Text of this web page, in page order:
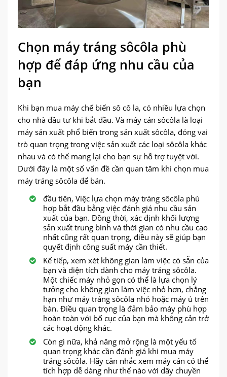
Chọn máy tráng sôcôla phù
hợp để đáp ứng nhu cầu của
bạn
Khi bạn mua máy chế biến sô cô la, có nhiều lựa chọn
cho nhà đầu tư khi bắt đầu. Và máy cán sôcôla là loại
máy sản xuất phổ biến trong sản xuất sôcôla, đóng vai
trò quan trọng trong việc sản xuất các loại sôcôla khác
nhau và có thể mang lại cho bạn sự hỗ trợ tuyệt vời.
Dưới đây là một số vấn đề cần quan tâm khi chọn mua
máy tráng sôcôla để bán.
đầu tiên, Việc lựa chọn máy tráng sôcôla phù
hợp bắt đầu bằng việc đánh giá nhu cầu sản
xuất của bạn. Đồng thời, xác định khối lượng
sản xuất trung bình và thời gian có nhu cầu cao
nhất cũng rất quan trọng, điều này sẽ giúp bạn
quyết định công suất máy cần thiết.
Kế tiếp, xem xét không gian làm việc có sẵn của
bạn và diện tích dành cho máy tráng sôcôla.
Một chiếc máy nhỏ gọn có thể là lựa chọn lý
tưởng cho không gian làm việc nhỏ hơn, chẳng
hạn như máy tráng sôcôla nhỏ hoặc máy ủ trên
bàn. Điều quan trọng là đảm bảo máy phù hợp
hoàn toàn với bố cục của bạn mà không cản trở
các hoạt động khác.
Còn gì nữa, khả năng mở rộng là một yếu tố
quan trọng khác cần đánh giá khi mua máy
tráng sôcôla. Hãy cân nhắc xem máy cán có thể
tích hợp dễ dàng như thế nào với dây chuyền